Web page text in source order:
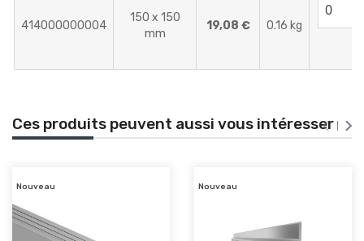
414000000004
150 x 150
mm
19,08 € 0.16 kg
Ces produits peuvent aussi vous intéresser
Nouveau Nouveau
 